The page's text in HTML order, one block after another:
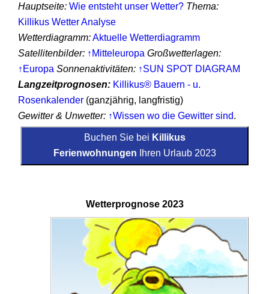
Hauptseite: Wie entsteht unser Wetter? Thema:
Killikus Wetter Analyse
Wetterdiagramm: Aktuelle Wetterdiagramm
Satellitenbilder: ↑Mitteleuropa Großwetterlagen:
↑Europa Sonnenaktivitäten: ↑SUN SPOT DIAGRAM
Langzeitprognosen: Killikus® Bauern - u.
Rosenkalender (ganzjährig, langfristig)
Gewitter & Unwetter: ↑Wissen wo die Gewitter sind.
Buchen Sie bei Killikus
Ferienwohnungen Ihren Urlaub 2023
Wetterprognose 2023